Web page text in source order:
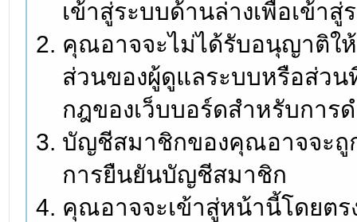
เข้าสู่ระบบด้านล่างเพื่อเข้า
คุณอาจจะไม่ได้รับอนุญาติใ
ส่วนของผู้ดูแลระบบหรือส่ว
กฎของเว็บบอร์ดสำหรับการ
บัญชีสมาชิกของคุณอาจจะถู
การยืนยันบัญชีสมาชิก
คุณอาจจะเข้าสู่หน้านี้โดยต